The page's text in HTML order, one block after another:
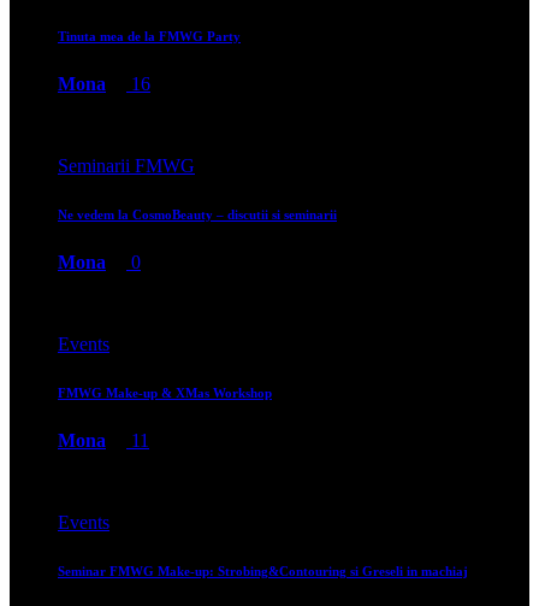
Tinuta mea de la FMWG Party
Mona 16
Seminarii FMWG
Ne vedem la CosmoBeauty – discutii si seminarii
Mona 0
Events
FMWG Make-up & XMas Workshop
Mona 11
Events
Seminar FMWG Make-up: Strobing&Contouring si Greseli in machiaj